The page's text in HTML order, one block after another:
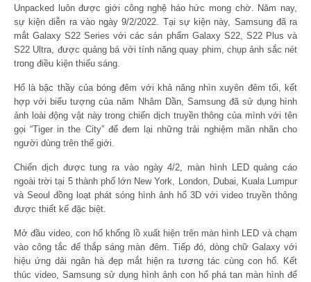
Unpacked luôn được giới công nghệ háo hức mong chờ. Năm nay,
sự kiện diễn ra vào ngày 9/2/2022. Tại sự kiện này, Samsung đã ra
mắt Galaxy S22 Series với các sản phẩm Galaxy S22, S22 Plus và
S22 Ultra, được quảng bá với tính năng quay phim, chụp ảnh sắc nét
trong điều kiện thiếu sáng.
Hổ là bậc thầy của bóng đêm với khả năng nhìn xuyên đêm tối, kết
hợp với biểu tượng của năm Nhâm Dần, Samsung đã sử dụng hình
ảnh loài động vật này trong chiến dịch truyền thông của mình với tên
gọi “Tiger in the City” để đem lại những trải nghiệm mãn nhãn cho
người dùng trên thế giới.
Chiến dịch được tung ra vào ngày 4/2, màn hình LED quảng cáo
ngoài trời tại 5 thành phố lớn New York, London, Dubai, Kuala Lumpur
và Seoul đồng loạt phát sóng hình ảnh hổ 3D với video truyền thông
được thiết kế đặc biệt.
Mở đầu video, con hổ khổng lồ xuất hiện trên màn hình LED và chạm
vào công tắc để thắp sáng màn đêm. Tiếp đó, dòng chữ Galaxy với
hiệu ứng dải ngân hà đẹp mắt hiện ra tương tác cùng con hổ. Kết
thúc video, Samsung sử dụng hình ảnh con hổ phá tan màn hình để